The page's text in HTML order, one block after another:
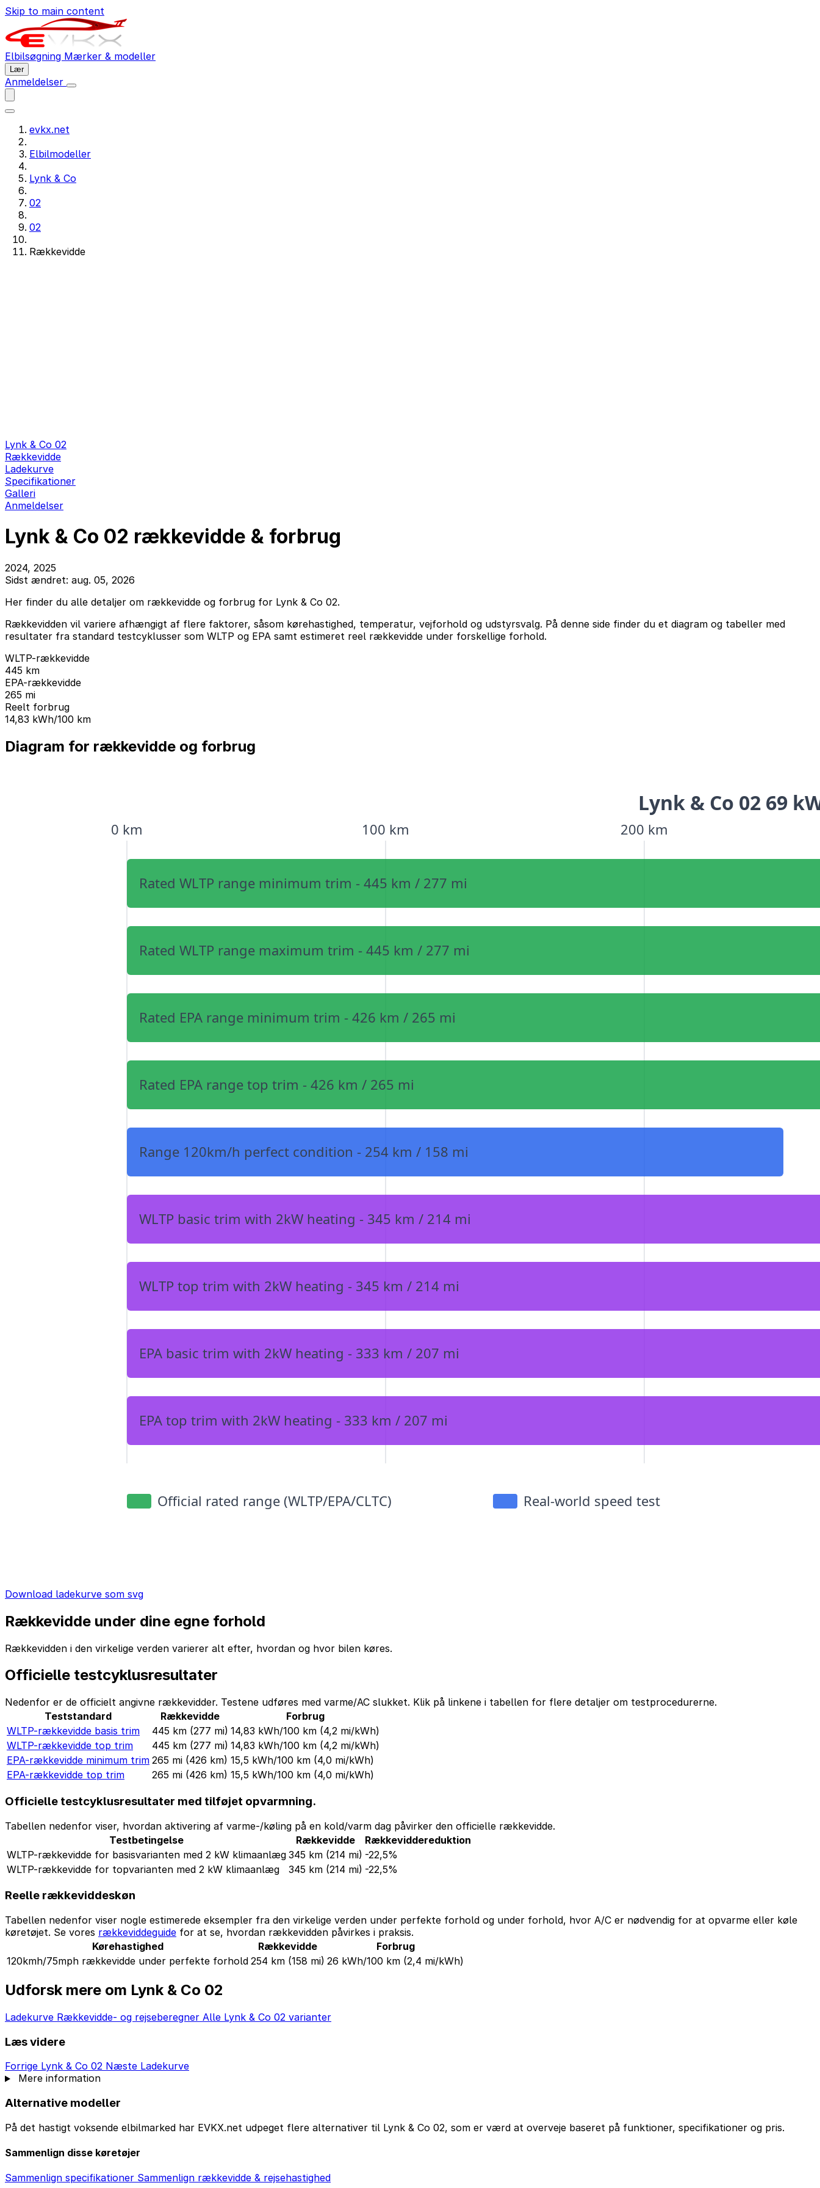
Skip to main content
Elbilsøgning Mærker & modeller
Lær
Anmeldelser
evkx.net
Elbilmodeller
Lynk & Co
02
02
Rækkevidde
Lynk & Co 02
Rækkevidde
Ladekurve
Specifikationer
Galleri
Anmeldelser
Lynk & Co 02 rækkevidde & forbrug
2024, 2025
Sidst ændret: aug. 05, 2026
Her finder du alle detaljer om rækkevidde og forbrug for Lynk & Co 02.
Rækkevidden vil variere afhængigt af flere faktorer, såsom kørehastighed, temperatur, vejforhold og udstyrsvalg. På denne side finder du et diagram og tabeller med
resultater fra standard testcyklusser som WLTP og EPA samt estimeret reel rækkevidde under forskellige forhold.
WLTP-rækkevidde
445 km
EPA-rækkevidde
265 mi
Reelt forbrug
14,83 kWh/100 km
Diagram for rækkevidde og forbrug
Download ladekurve som svg
Rækkevidde under dine egne forhold
Rækkevidden i den virkelige verden varierer alt efter, hvordan og hvor bilen køres.
Officielle testcyklusresultater
Nedenfor er de officielt angivne rækkevidder. Testene udføres med varme/AC slukket. Klik på linkene i tabellen for flere detaljer om testprocedurerne.
Teststandard
Rækkevidde
Forbrug
WLTP-rækkevidde basis trim
445 km (277 mi) 14,83 kWh/100 km (4,2 mi/kWh)
WLTP-rækkevidde top trim
445 km (277 mi) 14,83 kWh/100 km (4,2 mi/kWh)
EPA-rækkevidde minimum trim 265 mi (426 km) 15,5 kWh/100 km (4,0 mi/kWh)
EPA-rækkevidde top trim
265 mi (426 km) 15,5 kWh/100 km (4,0 mi/kWh)
Officielle testcyklusresultater med tilføjet opvarmning.
Tabellen nedenfor viser, hvordan aktivering af varme-/køling på en kold/varm dag påvirker den officielle rækkevidde.
Testbetingelse
Rækkevidde
Rækkeviddereduktion
WLTP-rækkevidde for basisvarianten med 2 kW klimaanlæg 345 km (214 mi) -22,5%
WLTP-rækkevidde for topvarianten med 2 kW klimaanlæg
345 km (214 mi) -22,5%
Reelle rækkeviddeskøn
Tabellen nedenfor viser nogle estimerede eksempler fra den virkelige verden under perfekte forhold og under forhold, hvor A/C er nødvendig for at opvarme eller køle
køretøjet. Se vores rækkeviddeguide for at se, hvordan rækkevidden påvirkes i praksis.
Kørehastighed
Rækkevidde
Forbrug
120kmh/75mph rækkevidde under perfekte forhold 254 km (158 mi) 26 kWh/100 km (2,4 mi/kWh)
Udforsk mere om Lynk & Co 02
Ladekurve Rækkevidde- og rejseberegner Alle Lynk & Co 02 varianter
Læs videre
Forrige Lynk & Co 02 Næste Ladekurve
Mere information
Alternative modeller
På det hastigt voksende elbilmarked har EVKX.net udpeget flere alternativer til Lynk & Co 02, som er værd at overveje baseret på funktioner, specifikationer og pris.
Sammenlign disse køretøjer
Sammenlign specifikationer Sammenlign rækkevidde & rejsehastighed